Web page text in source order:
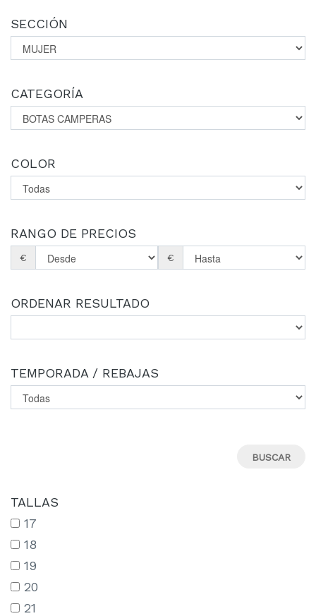
SECCIÓN
CATEGORÍA
COLOR
RANGO DE PRECIOS
€ €
ORDENAR RESULTADO
TEMPORADA / REBAJAS
TALLAS
17
18
19
20
21